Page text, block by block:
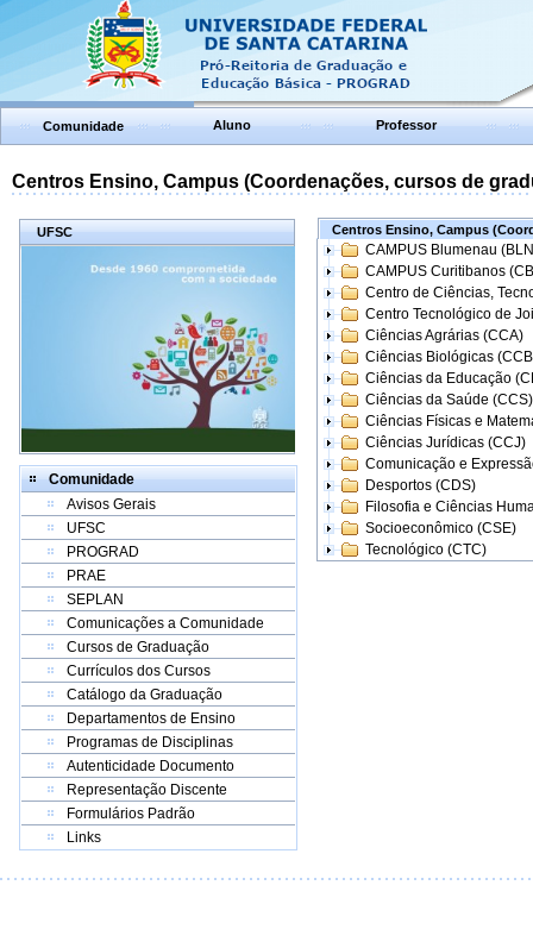
Comunidade Aluno Professor
Centros Ensino, Campus (Coordenações, cursos de
UFSC
Comunidade
Avisos Gerais
UFSC
PROGRAD
PRAE
SEPLAN
Comunicações a Comunidade
Cursos de Graduação
Currículos dos Cursos
Catálogo da Graduação
Departamentos de Ensino
Programas de Disciplinas
Autenticidade Documento
Representação Discente
Formulários Padrão
Links
Centros Ensino, Campus
CAMPUS Blumenau
CAMPUS Curitibanos
Centro de Ciências,
Centro Tecnológico de
Ciências Agrárias (CCA)
Ciências Biológicas
Ciências da Educação
Ciências da Saúde (CCS)
Ciências Físicas e
Ciências Jurídicas (CCJ)
Comunicação e
Desportos (CDS)
Filosofia e Ciências
Socioeconômico (CSE)
Tecnológico (CTC)